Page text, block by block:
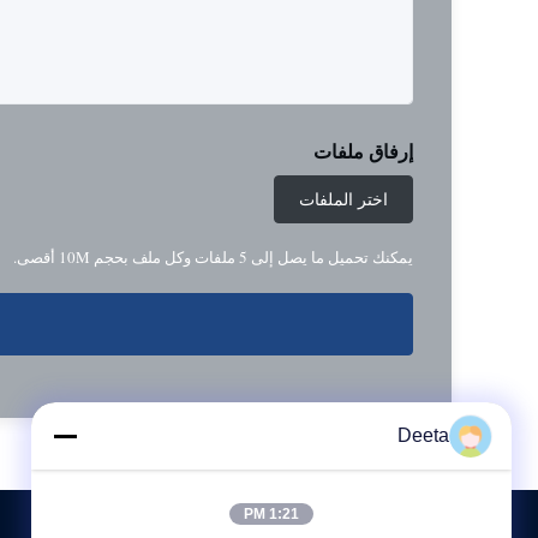
إرفاق ملفات
اختر الملفات
يمكنك تحميل ما يصل إلى 5 ملفات وكل ملف بحجم 10M أقصى.
Deeta
1:21 PM